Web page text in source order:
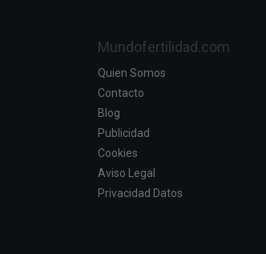
Mundofertilidad.com
Quien Somos
Contacto
Blog
Publicidad
Cookies
Aviso Legal
Privacidad Datos